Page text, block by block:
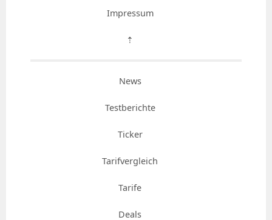
Impressum
⇡
News
Testberichte
Ticker
Tarifvergleich
Tarife
Deals